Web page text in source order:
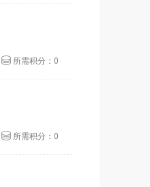
所需积分：0
所需积分：0